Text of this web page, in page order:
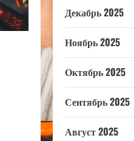
Декабрь 2025
Ноябрь 2025
Октябрь 2025
Сентябрь 2025
Август 2025